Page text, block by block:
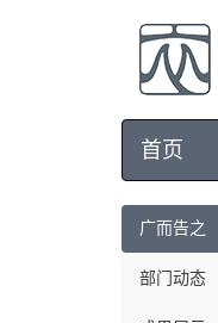
首页
广而告之
部门动态